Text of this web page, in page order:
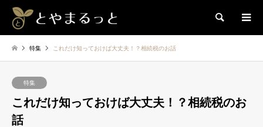
検索
特集 これだけ知っておけば大丈夫！？相続税のお話
特集
これだけ知っておけば大丈夫！？相続税のお
話